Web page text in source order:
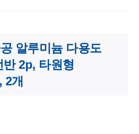
알루미늄 다용도
2p, 타원형
2개